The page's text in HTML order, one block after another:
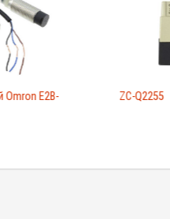
E2B-
ZC-Q2255